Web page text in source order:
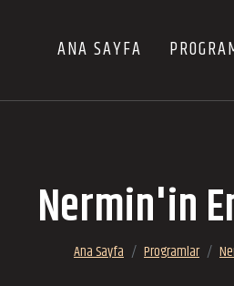
ANA SAYFA
Nermin'in
Ana Sayfa Programlar